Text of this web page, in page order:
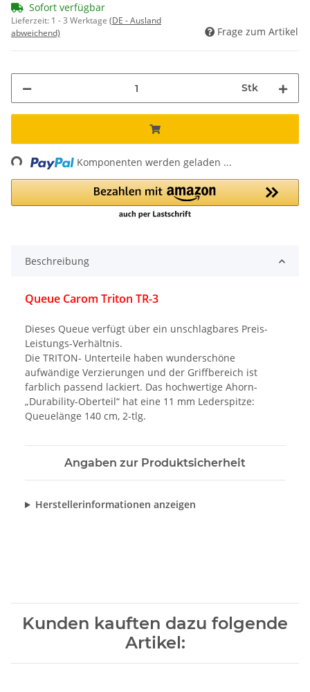
Sofort verfügbar
Lieferzeit: 1 - 3 Werktage (DE - Ausland
abweichend)
Frage zum Artikel
Stk
Komponenten werden geladen ...
Beschreibung
Queue Carom Triton TR-3
Dieses Queue verfügt über ein unschlagbares Preis-
Leistungs-Verhältnis.
Die TRITON- Unterteile haben wunderschöne
aufwändige Verzierungen und der Griffbereich ist
farblich passend lackiert. Das hochwertige Ahorn-
„Durability-Oberteil“ hat eine 11 mm Lederspitze:
Queuelänge 140 cm, 2-tlg.
Angaben zur Produktsicherheit
Herstellerinformationen anzeigen
Kunden kauften dazu folgende
Artikel: